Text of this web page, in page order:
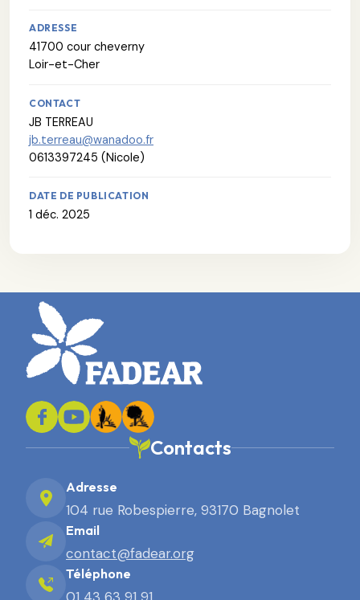
ADRESSE
41700 cour cheverny
Loir-et-Cher
CONTACT
JB TERREAU
jb.terreau@wanadoo.fr
0613397245 (Nicole)
DATE DE PUBLICATION
1 déc. 2025
Contacts
Adresse
104 rue Robespierre, 93170 Bagnolet
Email
contact@fadear.org
Téléphone